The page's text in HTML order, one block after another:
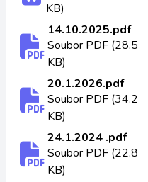
KB)
14.10.2025.pdf
Soubor PDF (28.5
KB)
20.1.2026.pdf
Soubor PDF (34.2
KB)
24.1.2024 .pdf
Soubor PDF (22.8
KB)